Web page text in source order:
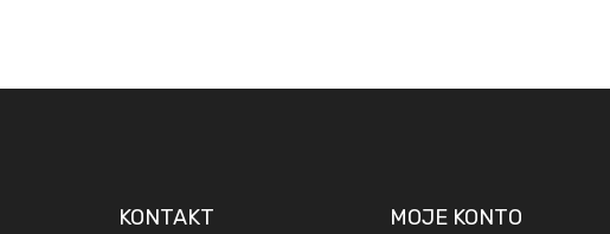
KONTAKT MOJE KONTO